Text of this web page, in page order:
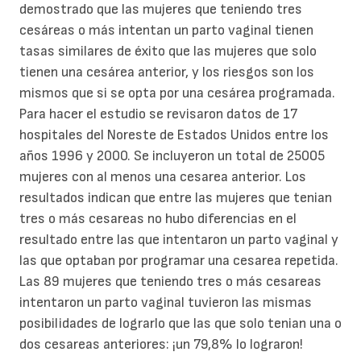
demostrado que las mujeres que teniendo tres
cesáreas o más intentan un parto vaginal tienen
tasas similares de éxito que las mujeres que solo
tienen una cesárea anterior, y los riesgos son los
mismos que si se opta por una cesárea programada.
Para hacer el estudio se revisaron datos de 17
hospitales del Noreste de Estados Unidos entre los
años 1996 y 2000. Se incluyeron un total de 25005
mujeres con al menos una cesarea anterior. Los
resultados indican que entre las mujeres que tenian
tres o más cesareas no hubo diferencias en el
resultado entre las que intentaron un parto vaginal y
las que optaban por programar una cesarea repetida.
Las 89 mujeres que teniendo tres o más cesareas
intentaron un parto vaginal tuvieron las mismas
posibilidades de lograrlo que las que solo tenian una o
dos cesareas anteriores: ¡un 79,8% lo lograron!